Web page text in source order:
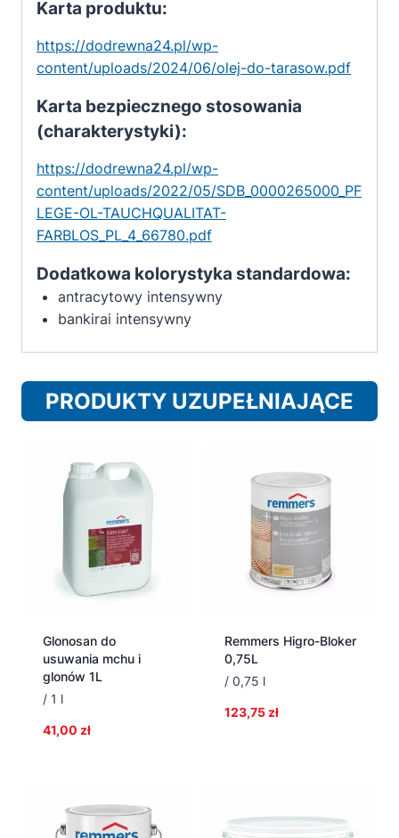
Karta produktu:
https://dodrewna24.pl/wp-
content/uploads/2024/06/olej-do-tarasow.pdf
Karta bezpiecznego stosowania
(charakterystyki):
https://dodrewna24.pl/wp-
content/uploads/2022/05/SDB_0000265000_PF
LEGE-OL-TAUCHQUALITAT-
FARBLOS_PL_4_66780.pdf
Dodatkowa kolorystyka standardowa:
antracytowy intensywny
bankirai intensywny
PRODUKTY UZUPEŁNIAJĄCE
Glonosan do
usuwania mchu i
glonów 1L
/ 1 l
41,00 zł
Remmers Higro-Bloker
0,75L
/ 0,75 l
123,75zł